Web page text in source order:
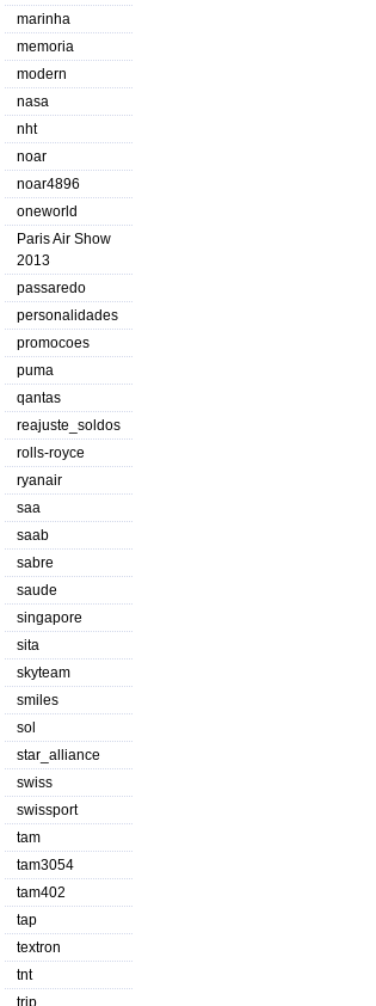
marinha
memoria
modern
nasa
nht
noar
noar4896
oneworld
Paris Air Show
2013
passaredo
personalidades
promocoes
puma
qantas
reajuste_soldos
rolls-royce
ryanair
saa
saab
sabre
saude
singapore
sita
skyteam
smiles
sol
star_alliance
swiss
swissport
tam
tam3054
tam402
tap
textron
tnt
trip